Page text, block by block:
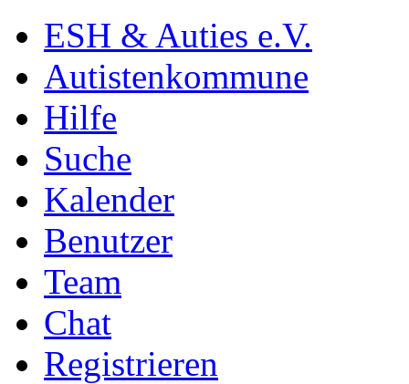
ESH & Auties e.V.
Autistenkommune
Hilfe
Suche
Kalender
Benutzer
Team
Chat
Registrieren